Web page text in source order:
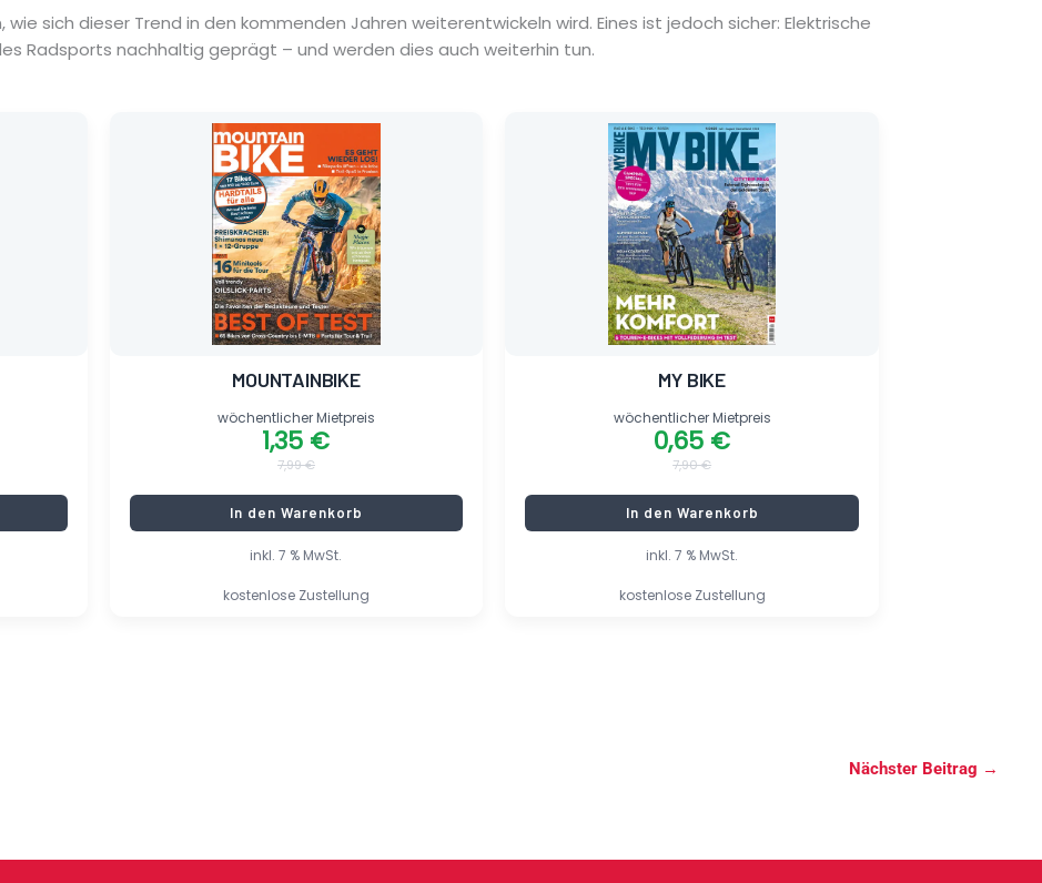
sich dieser Trend in den kommenden Jahren weiterentwickeln wird. Eines ist jedoch sicher: Elektrische
Radsports nachhaltig geprägt – und werden dies auch weiterhin tun.
inkl. 7 % MwSt.
kostenlose Zustellung
MOUNTAINBIKE
7,99€
Ursprünglicher
1,35 €
wöchentlicher Mietpreis
In den Warenkorb
inkl. 7 % MwSt.
kostenlose Zustellung
MY BIKE
7,90€
Ursprünglicher
0,65 €
wöchentlicher Mietpreis
In den Warenkorb
Nächster Beitrag →